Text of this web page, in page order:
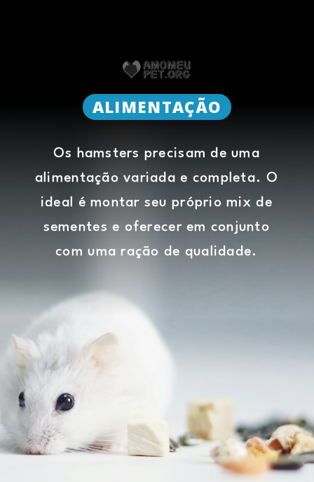
Os hamsters precisam de uma
alimentação variada e completa. O
ideal é montar seu próprio mix de
sementes e oferecer em conjunto
com uma ração de qualidade.
ALIMENTAÇÃO